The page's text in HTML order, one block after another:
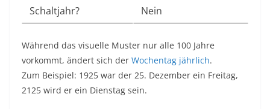
Schaltjahr?
Nein
Während das visuelle Muster nur alle 100 Jahre
vorkommt, ändert sich der Wochentag jährlich.
Zum Beispiel: 1925 war der 25. Dezember ein Freitag,
2125 wird er ein Dienstag sein.